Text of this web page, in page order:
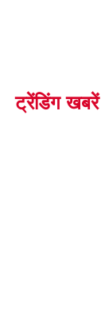
ट्रेंडिंग खबरें